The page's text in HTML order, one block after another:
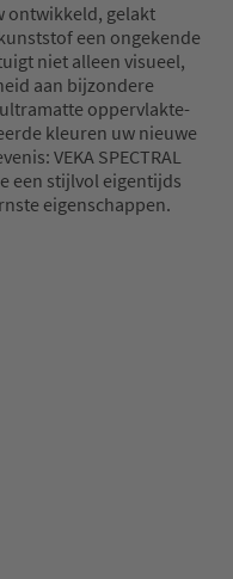
ontwikkeld, gelakt
een ongekende
niet alleen visueel,
aan bijzondere
oppervlakte-
kleuren uw nieuwe
VEKA SPECTRAL
een stijlvol eigentijds
eigenschappen.